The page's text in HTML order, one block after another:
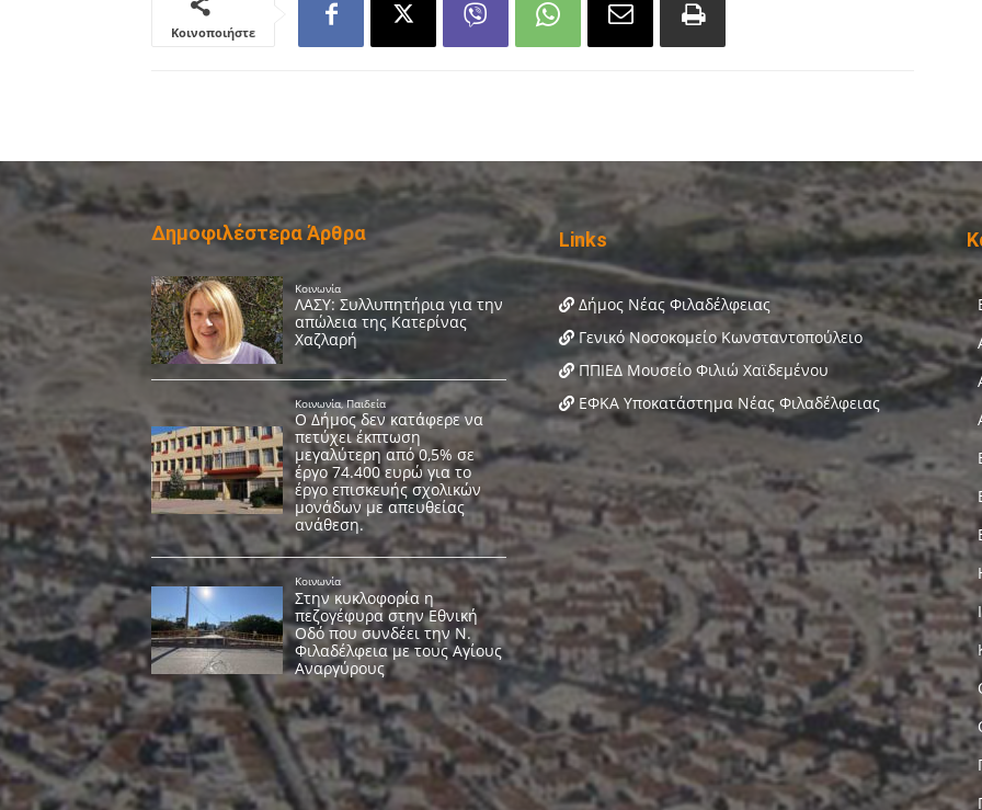
Κοινοποιήστε
Δημοφιλέστερα Άρθρα Links
Δήμος Νέας Φιλαδέλφειας
Γενικό Νοσοκομείο Κωνσταντοπούλειο
ΠΠΙΕΔ Μουσείο Φιλιώ Χαϊδεμένου
ΕΦΚΑ Υποκατάστημα Νέας Φιλαδέλφειας